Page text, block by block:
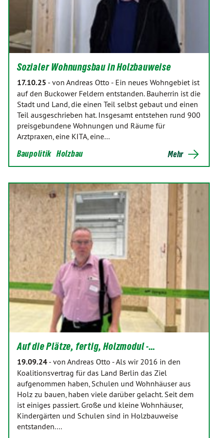
Sozialer Wohnungsbau in Holzbauweise
17.10.25 - von Andreas Otto - Ein neues Wohngebiet ist
auf den Buckower Feldern entstanden. Bauherrin ist die
Stadt und Land, die einen Teil selbst gebaut und einen
Teil ausgeschrieben hat. Insgesamt entstehen rund 900
preisgebundene Wohnungen und Räume für
Arztpraxen, eine KITA, eine…
Baupolitik Holzbau Mehr
Auf die Plätze, fertig, Holzmodul -…
19.09.24 - von Andreas Otto -Als wir 2016 in den
Koalitionsvertrag für das Land Berlin das Ziel
aufgenommen haben, Schulen und Wohnhäuser aus
Holz zu bauen, haben viele darüber gelacht. Seit dem
ist einiges passiert. Große und kleine Wohnhäuser,
Kindergärten und Schulen sind in Holzbauweise
entstanden.…